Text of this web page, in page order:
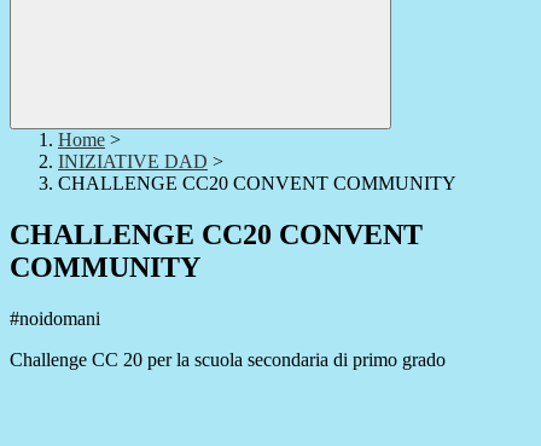
Home >
INIZIATIVE DAD >
CHALLENGE CC20 CONVENT COMMUNITY
CHALLENGE CC20 CONVENT
COMMUNITY
#noidomani
Challenge CC 20 per la scuola secondaria di primo grado